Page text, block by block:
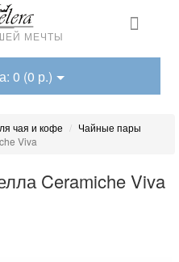
МЕЧТЫ
0 (0 р.)
чая и кофе
Чайные пары
Viva
Ceramiche Viva